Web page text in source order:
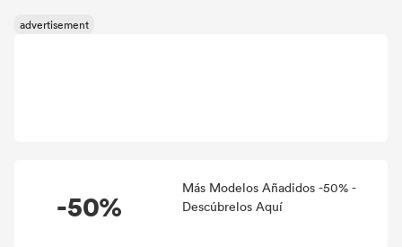
-50%
Más Modelos Añadidos -50% -
Descúbrelos Aquí